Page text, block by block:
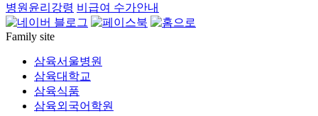
병원윤리강령 비급여 수가안내
Family site
삼육서울병원
삼육대학교
삼육식품
삼육외국어학원